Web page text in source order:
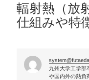
輻射熱（放
仕組みや特
九州大学工学部
や国内外の熱負